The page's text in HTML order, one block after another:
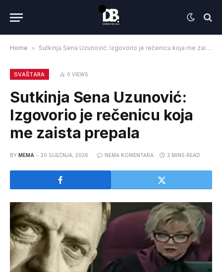
Home » Sutkinja Sena Uzunović: Izgovorio je rečenicu koja me zaista prepala
SVAŠTARA 0 VIEWS
Sutkinja Sena Uzunović:
Izgovorio je rečenicu koja
me zaista prepala
BY MEMA 20 SIJEČNJA, 2026 NEMA KOMENTARA 3 MINS READ